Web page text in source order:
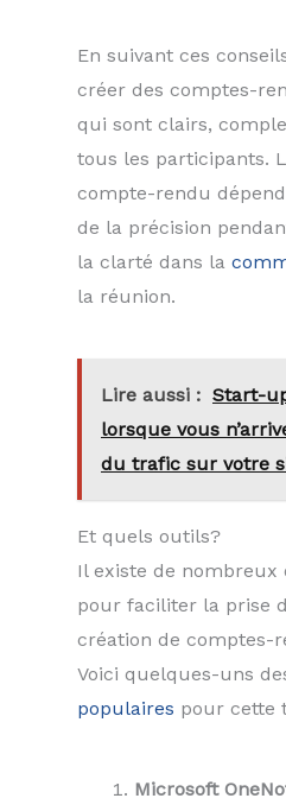
En suivant ces
créer des comptes-
qui sont clairs,
tous les participants.
compte-rendu
de la précision
la clarté dans la
la réunion.
Lire aussi : Start-
lorsque vous
du trafic sur votre
Et quels outils?
Il existe de nombreux
pour faciliter la prise
création de comptes-
Voici quelques-uns
populaires pour cette
Microsoft